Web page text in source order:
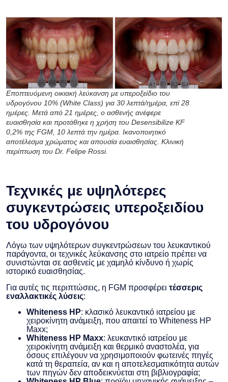
Εποπτευόμενη οικιακή λεύκανση με υπεροξείδιο του
υδρογόνου 10% (White Class) για 30 λεπτά/ημέρα, επί 28
ημέρες. Μετά από 21 ημέρες, ο ασθενής ανέφερε
ευαισθησία και προτάθηκε η χρήση του Desensibilize KF
0,2% της FGM, 10 λεπτά την ημέρα. Ικανοποιητικό
αποτέλεσμα χρώματος και απουσία ευαισθησίας. Κλινική
περίπτωση του Dr. Felipe Rossi.
Τεχνικές με υψηλότερες
συγκεντρώσεις υπεροξειδίου
του υδρογόνου
Λόγω των υψηλότερων συγκεντρώσεων του λευκαντικού
παράγοντα, οι τεχνικές λεύκανσης στο ιατρείο πρέπει να
συνιστώνται σε ασθενείς με χαμηλό κίνδυνο ή χωρίς
ιστορικό ευαισθησίας.
Για αυτές τις περιπτώσεις, η FGM προσφέρει τέσσερις
εναλλακτικές λύσεις:
Whiteness HP: κλασικό λευκαντικό ιατρείου με
χειροκίνητη ανάμειξη, που απαιτεί το Whiteness HP
Maxx;
Whiteness HP Maxx: λευκαντικό ιατρείου με
χειροκίνητη ανάμειξη και θερμικό αναστολέα, για
όσους επιλέγουν να χρησιμοποιούν φωτεινές πηγές
κατά τη θεραπεία, αν και η αποτελεσματικότητα αυτών
των πηγών δεν αποδεικνύεται στη βιβλιογραφία;